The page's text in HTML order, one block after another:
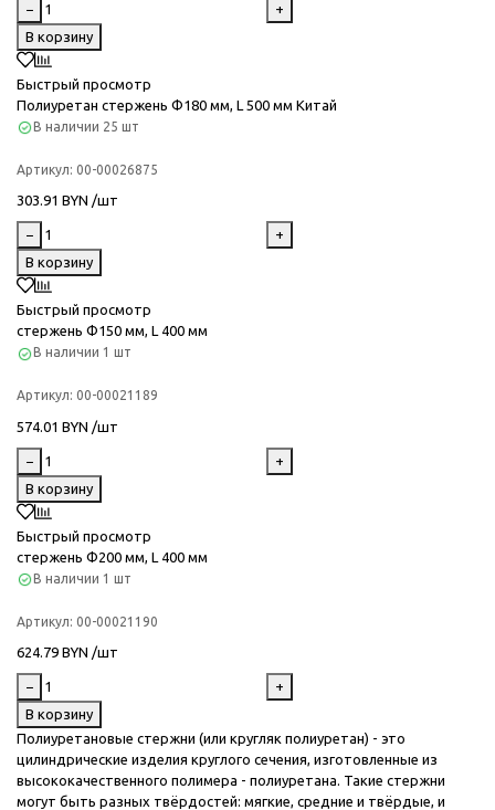
−
+
В корзину
Быстрый просмотр
Полиуретан стержень Ф180 мм, L 500 мм Китай
В наличии 25 шт
Артикул: 00-00026875
303.91 BYN /шт
−
+
В корзину
Быстрый просмотр
стержень Ф150 мм, L 400 мм
В наличии 1 шт
Артикул: 00-00021189
574.01 BYN /шт
−
+
В корзину
Быстрый просмотр
стержень Ф200 мм, L 400 мм
В наличии 1 шт
Артикул: 00-00021190
624.79 BYN /шт
−
+
В корзину
Полиуретановые стержни (или кругляк полиуретан) - это
цилиндрические изделия круглого сечения, изготовленные из
высококачественного полимера - полиуретана. Такие стержни
могут быть разных твёрдостей: мягкие, средние и твёрдые, и